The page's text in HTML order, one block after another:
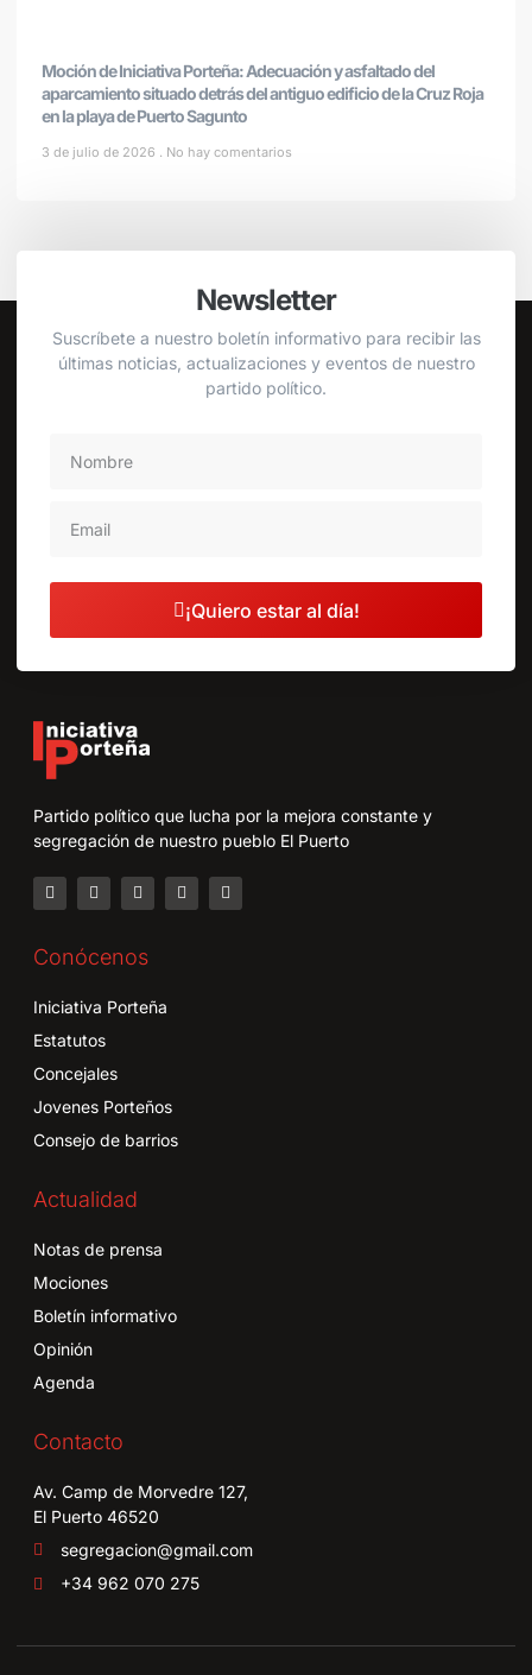
Moción de Iniciativa Porteña: Adecuación y asfaltado del
aparcamiento situado detrás del antiguo edificio de la Cruz Roja
en la playa de Puerto Sagunto
3 de julio de 2026 No hay comentarios
Newsletter
Suscríbete a nuestro boletín informativo para recibir las
últimas noticias, actualizaciones y eventos de nuestro
partido político.
¡Quiero estar al día!
Partido político que lucha por la mejora constante y
segregación de nuestro pueblo El Puerto
Conócenos
Iniciativa Porteña
Estatutos
Concejales
Jovenes Porteños
Consejo de barrios
Actualidad
Notas de prensa
Mociones
Boletín informativo
Opinión
Agenda
Contacto
Av. Camp de Morvedre 127,
El Puerto 46520
segregacion@gmail.com
+34 962 070 275